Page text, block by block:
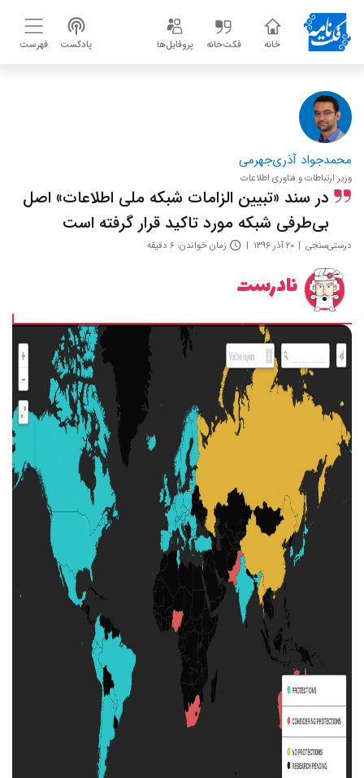
خانه فکت‌خانه پروفایل‌ها پادکست فهرست
محمدجواد آذری‌جهرمی
وزیر ارتباطات و فناوری اطلاعات
در سند «تبیین الزامات شبکه ملی اطلاعات» اصل
بی‌طرفی شبکه مورد تاکید قرار گرفته است
درستی‌سنجی ۲۰ آذر ۱۳۹۶ زمان خواندن: ۶ دقیقه
نادرست